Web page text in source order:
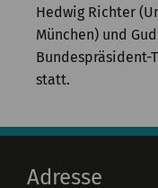
Hedwig Richter
München) und
Bundespräsident-
statt.
Adresse